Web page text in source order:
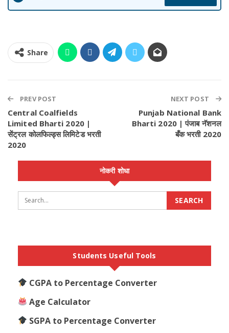
Share
PREV POST
Central Coalfields
Limited Bharti 2020 |
सेंट्रल कोलफिल्ड्स लिमिटेड भरती
2020
NEXT POST
Punjab National Bank
Bharti 2020 | पंजाब नॅशनल
बँक भरती 2020
नोकरी शोधा
Students Useful Tools
CGPA to Percentage Converter
Age Calculator
SGPA to Percentage Converter